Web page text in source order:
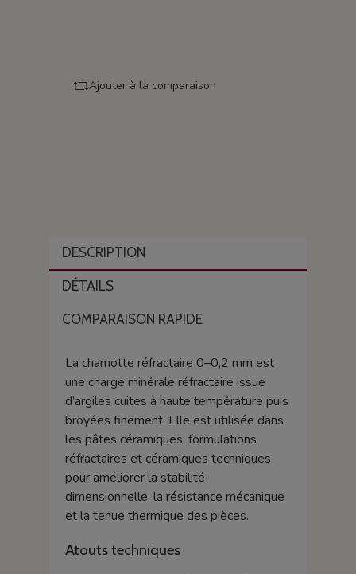
Ajouter à la comparaison
DESCRIPTION
DÉTAILS
COMPARAISON RAPIDE
La chamotte réfractaire 0–0,2 mm est
une charge minérale réfractaire issue
d’argiles cuites à haute température puis
broyées finement. Elle est utilisée dans
les pâtes céramiques, formulations
réfractaires et céramiques techniques
pour améliorer la stabilité
dimensionnelle, la résistance mécanique
et la tenue thermique des pièces.
Atouts techniques